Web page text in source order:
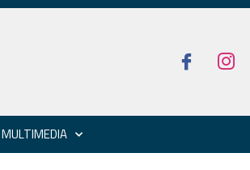
MULTIMEDIA